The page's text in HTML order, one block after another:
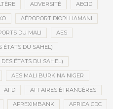
ADVERSITÉ AECID
AÉROPORT DIORI HAMANI
DU MALI AES
ÉTATS DU SAHEL)
ÉTATS DU SAHEL)
AES MALI BURKINA NIGER
AFD AFFAIRES ÉTRANGÈRES
AFREXIMBANK AFRICA CDC